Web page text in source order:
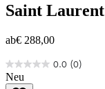
Saint Laurent
ab€ 288,00
0.0 (0)
0.0
von
Neu